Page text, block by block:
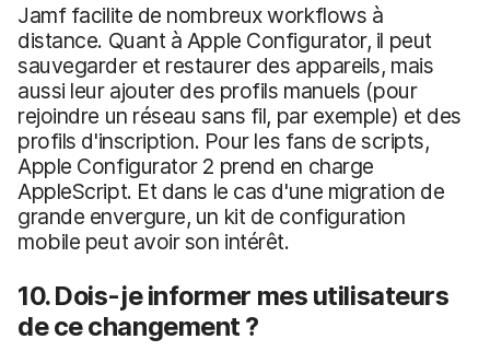
Jamf facilite de nombreux workflows à
distance. Quant à Apple Configurator, il peut
sauvegarder et restaurer des appareils, mais
aussi leur ajouter des profils manuels (pour
rejoindre un réseau sans fil, par exemple) et des
profils d'inscription. Pour les fans de scripts,
Apple Configurator 2 prend en charge
AppleScript. Et dans le cas d'une migration de
grande envergure, un kit de configuration
mobile peut avoir son intérêt.
10. Dois-je informer mes utilisateurs
de ce changement ?